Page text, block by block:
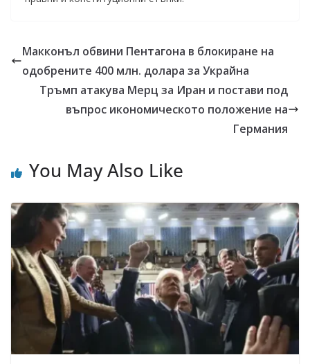
Макконъл обвини Пентагона в блокиране на
одобрените 400 млн. долара за Украйна
Тръмп атакува Мерц за Иран и постави под
въпрос икономическото положение на
Германия
You May Also Like